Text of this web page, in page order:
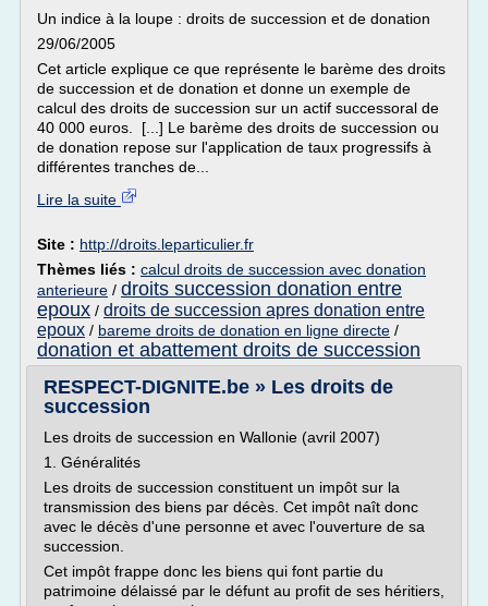
Un indice à la loupe : droits de succession et de donation
29/06/2005
Cet article explique ce que représente le barème des droits
de succession et de donation et donne un exemple de
calcul des droits de succession sur un actif successoral de
40 000 euros. [...] Le barème des droits de succession ou
de donation repose sur l'application de taux progressifs à
différentes tranches de...
Lire la suite
Site : http://droits.leparticulier.fr
Thèmes liés : calcul droits de succession avec donation
anterieure / droits succession donation entre
epoux / droits de succession apres donation entre
epoux / bareme droits de donation en ligne directe /
donation et abattement droits de succession
RESPECT-DIGNITE.be » Les droits de
succession
Les droits de succession en Wallonie (avril 2007)
1. Généralités
Les droits de succession constituent un impôt sur la
transmission des biens par décès. Cet impôt naît donc
avec le décès d'une personne et avec l'ouverture de sa
succession.
Cet impôt frappe donc les biens qui font partie du
patrimoine délaissé par le défunt au profit de ses héritiers,